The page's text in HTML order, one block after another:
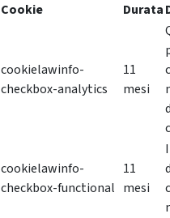
Cookie
Durata
cookielawinfo-
checkbox-analytics
11
mesi
cookielawinfo-
checkbox-functional
11
mesi